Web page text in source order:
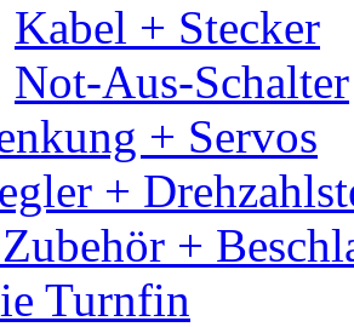
Kabel + Stecker
Not-Aus-Schalter
+ Servos
+
+
Turnfin